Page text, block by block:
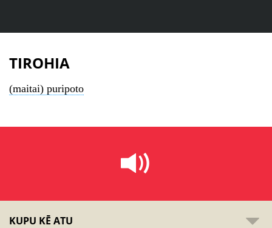
TIROHIA
(maitai) puripoto
KUPU KĒ ATU